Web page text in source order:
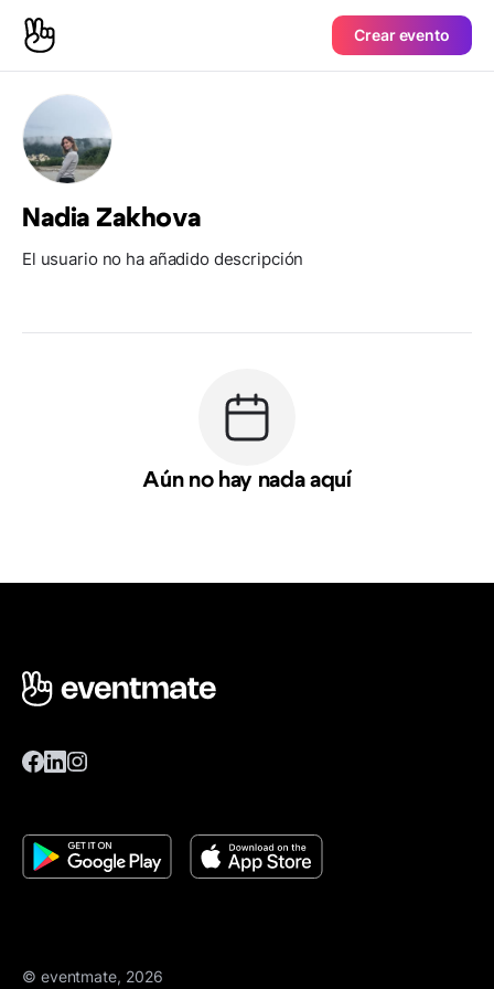
Crear evento
Nadia Zakhova
El usuario no ha añadido descripción
Aún no hay nada aquí
© eventmate, 2026